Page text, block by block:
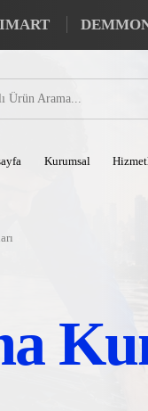
Kurumsal